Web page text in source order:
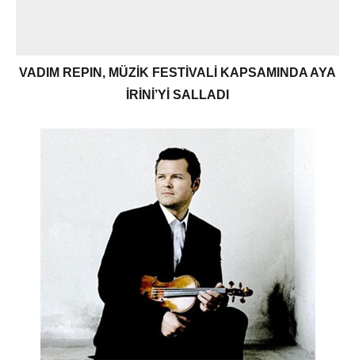
VADIM REPIN, MÜZİK FESTİVALİ KAPSAMINDA AYA
İRİNİ’Yİ SALLADI